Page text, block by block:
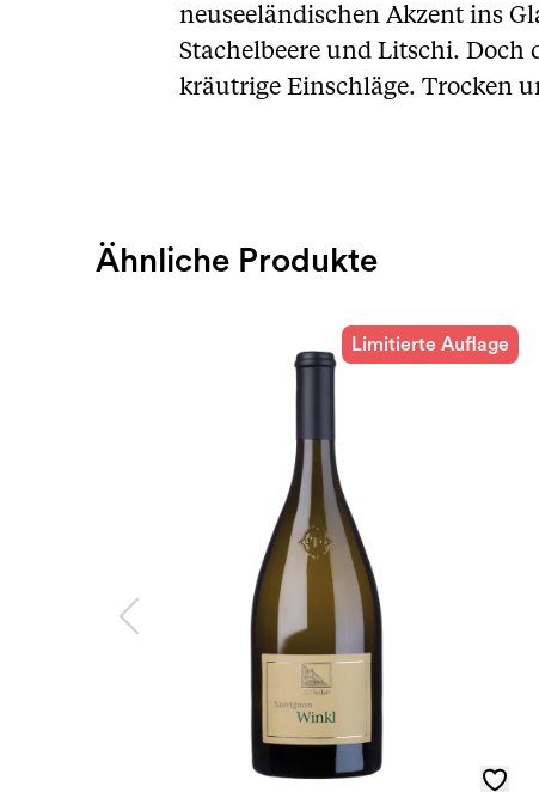
neuseeländischen Akzent ins
Stachelbeere und Litschi. Doch
kräutrige Einschläge. Trocken
Ähnliche Produkte
Limitierte Auflage